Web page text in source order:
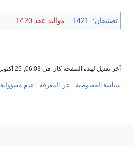
تصنيفان:
1421 مواليد عقد 1420
آخر تعديل لهذه الصفحة كان في 06:03, 25 أكتوبر 2008.
سياسة الخصوصية عن المعرفة عدم مسؤولية